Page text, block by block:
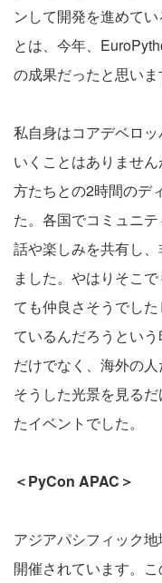
ンして開発を進めて
とは、今年、
の成果だったと思いま
私自身はコアデベロ
いくことはありませ
方たちとの2時間のデ
た。各国でコミュニ
話や楽しみを共有し
ました。やはりそこ
ても仲良さそうでし
ているんだろうとい
だけでなく、海外の人
そうした光景を見る
たイベントでした。
＜PyCon APAC＞
アジアパシフィック
開催されています。